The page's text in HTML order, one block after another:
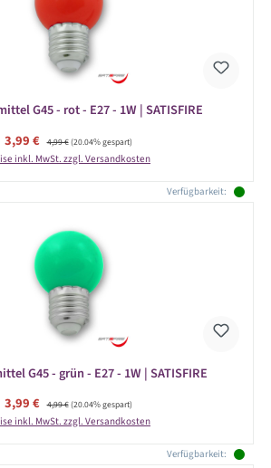
G45 - rot - E27 - 1W | SATISFIRE
Verkaufspreis:
3,99 € Regulärer Preis:
4,99 €(20.04% gespart)
inkl. MwSt. zzgl. Versandkosten
Verfügbarkeit:
G45 - grün - E27 - 1W | SATISFIRE
Verkaufspreis:
3,99 € Regulärer Preis:
4,99 €(20.04% gespart)
inkl. MwSt. zzgl. Versandkosten
Verfügbarkeit: